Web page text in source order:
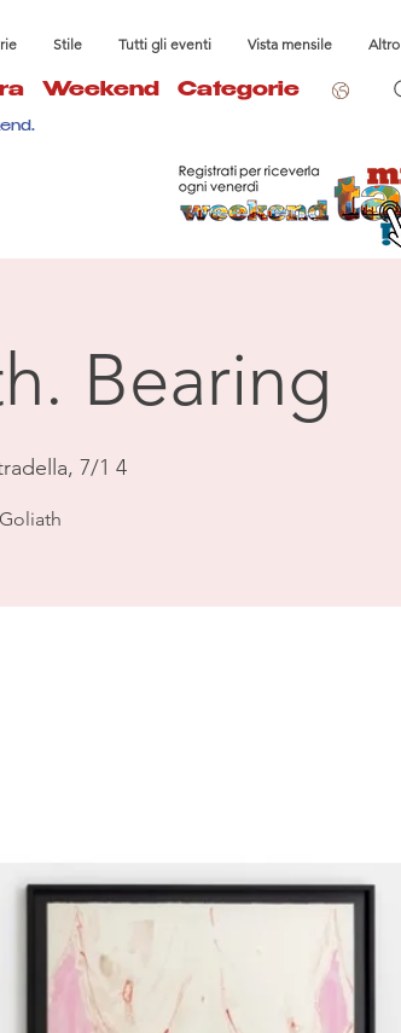
Stile Tutti gli eventi Vista mensile Altro
Weekend Categorie
Bearing
7/1 4